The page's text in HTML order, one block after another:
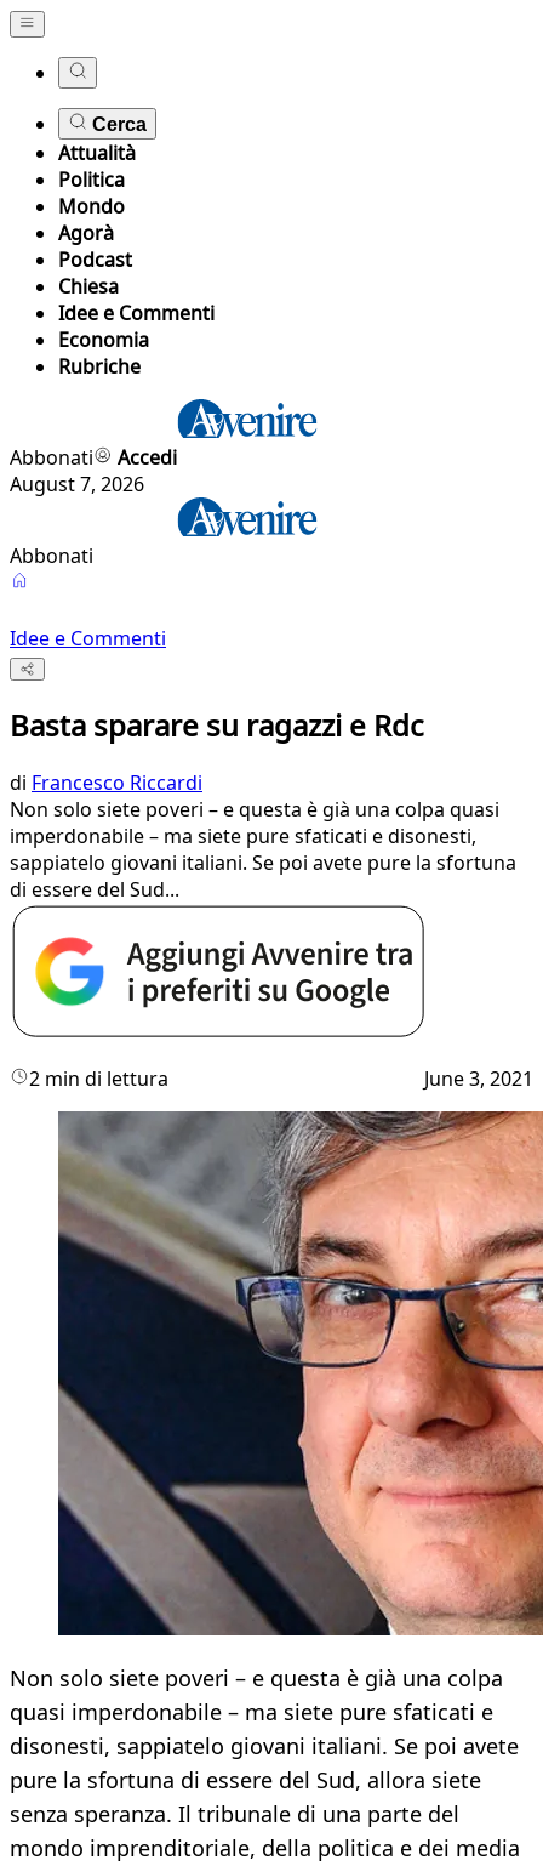
Cerca
Attualità
Politica
Mondo
Agorà
Podcast
Chiesa
Idee e Commenti
Economia
Rubriche
Abbonati
Accedi
August 7, 2026
Abbonati
Idee e Commenti
Basta sparare su ragazzi e Rdc
di Francesco Riccardi
Non solo siete poveri – e questa è già una colpa quasi
imperdonabile – ma siete pure sfaticati e disonesti,
sappiatelo giovani italiani. Se poi avete pure la sfortuna
di essere del Sud...
2 min di lettura June 3, 2021
Non solo siete poveri – e questa è già una colpa
quasi imperdonabile – ma siete pure sfaticati e
disonesti, sappiatelo giovani italiani. Se poi avete
pure la sfortuna di essere del Sud, allora siete
senza speranza. Il tribunale di una parte del
mondo imprenditoriale, della politica e dei media